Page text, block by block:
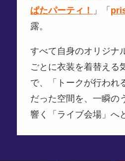
ぱたパーティ！
」「
露。
すべて自身のオリジナ
ごとに衣装を着替える
で、「トークが行われ
だった空間を、一瞬の
響く「ライブ会場」へ